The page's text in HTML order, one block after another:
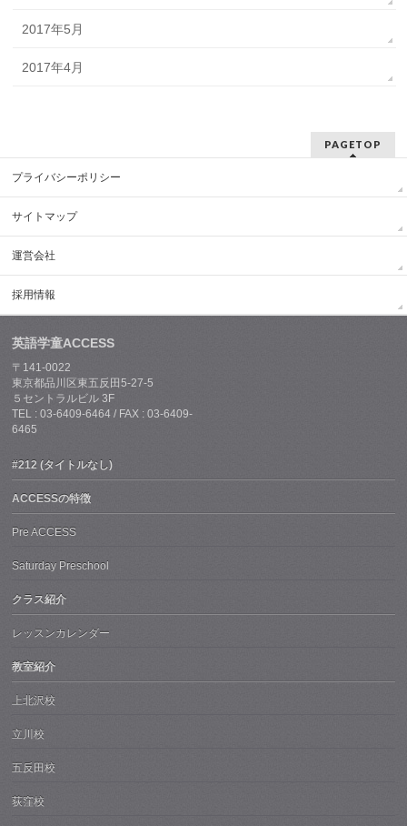
2017年5月
2017年4月
PAGETOP
プライバシーポリシー
サイトマップ
運営会社
採用情報
英語学童ACCESS
〒141-0022
東京都品川区東五反田5-27-5
５セントラルビル 3F
TEL : 03-6409-6464 / FAX : 03-6409-
6465
#212 (タイトルなし)
ACCESSの特徴
Pre ACCESS
Saturday Preschool
クラス紹介
レッスンカレンダー
教室紹介
上北沢校
立川校
五反田校
荻窪校